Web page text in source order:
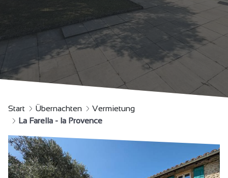
Start Übernachten
Vermietung
La Farella - la Provence